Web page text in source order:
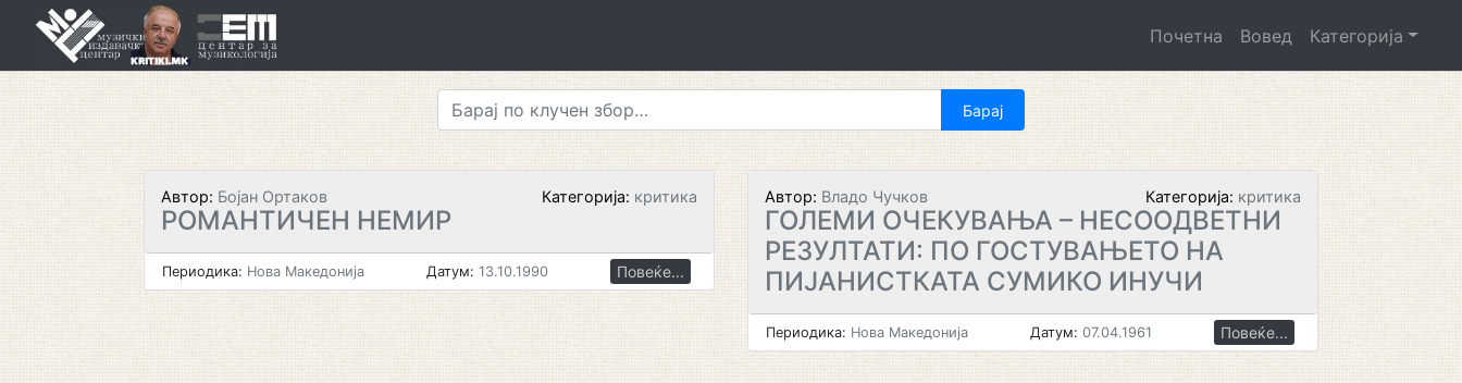
Почетна Вовед Категорија
Автор: Бојан Ортаков Категорија: критика
РОМАНТИЧЕН НЕМИР
Периодика: Нова Македонија Датум: 13.10.1990 Повеќе...
Автор: Владо Чучков Категорија: критика
ГОЛЕМИ ОЧЕКУВАЊА – НЕСООДВЕТНИ
РЕЗУЛТАТИ: ПО ГОСТУВАЊЕТО НА
ПИЈАНИСТКАТА СУМИКО ИНУЧИ
Периодика: Нова Македонија Датум: 07.04.1961 Повеќе...